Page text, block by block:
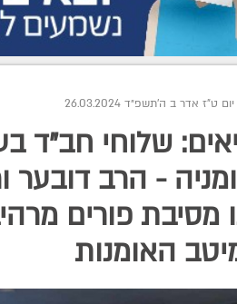
יום ט"ז אדר ב ה׳תשפ״ד 26.03.2024
שלוחי חב"ד
- הרב דובער
מסיבת פורים
האומנות